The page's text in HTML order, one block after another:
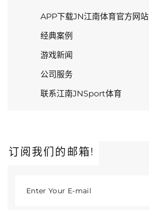
APP下载JN江南体育官方网站
经典案例
游戏新闻
公司服务
联系江南JNSport体育
订阅我们的邮箱!
Enter Your E-mail